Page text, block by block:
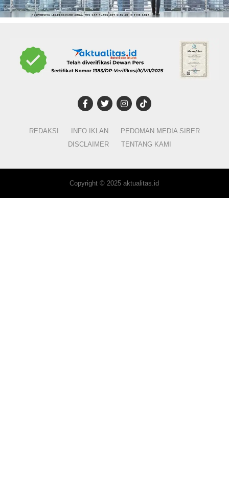
REDAKSI INFO IKLAN
PEDOMAN MEDIA SIBER
DISCLAIMER
TENTANG KAMI
Copyright © 2025 aktualitas.id